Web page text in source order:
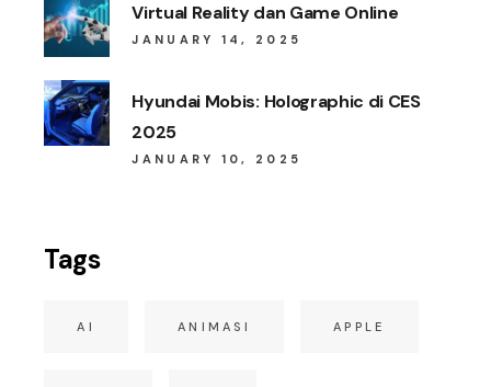
Virtual Reality dan Game Online
JANUARY 14, 2025
Hyundai Mobis: Holographic di CES
2025
JANUARY 10, 2025
Tags
AI ANIMASI APPLE